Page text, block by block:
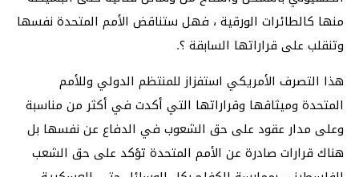
منها كالطائرات الورقية ، فهل ستناقض الأمم المتحدة نفسها
وتنقلب على قراراتها السابقة ؟.
هذا التصرف الأمريكي استفزاز للمنتظم الدولي وللأمم
المتحدة وميثاقها وقراراتها التي أكدت في أكثر من مناسبة
وعلى مدار عقود على حق الشعوب في الدفاع عن نفسها بل
هناك قرارات صادرة عن الأمم المتحدة تؤكد على حق الشعب